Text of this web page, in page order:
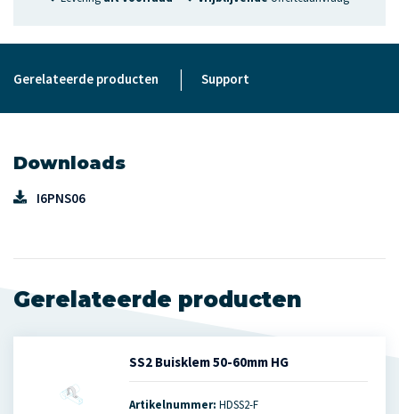
Gerelateerde producten | Support
Downloads
I6PNS06
Gerelateerde producten
SS2 Buisklem 50-60mm HG
Artikelnummer: HDSS2-F